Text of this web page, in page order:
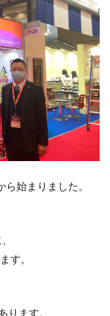
始まりました。
す。
ります。